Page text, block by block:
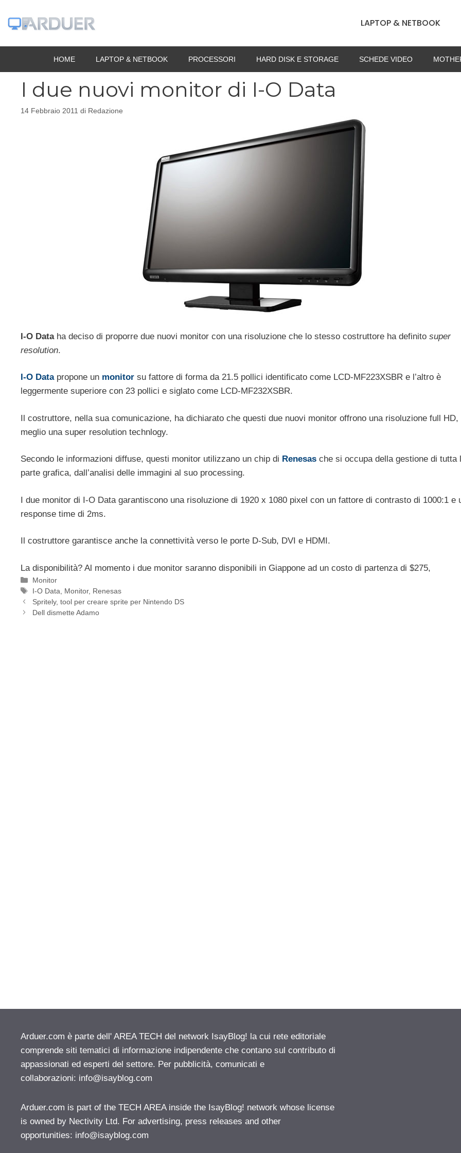
LAPTOP & NETBOOK
HOME LAPTOP & NETBOOK PROCESSORI HARD DISK E STORAGE SCHEDE VIDEO
I due nuovi monitor di I-O Data
14 Febbraio 2011 di Redazione
I-O Dataha deciso di proporre due nuovi monitor con una risoluzione che lo stesso costruttore ha definito super
resolution.
I-O Datapropone un monitor su fattore di forma da 21.5 pollici identificato come LCD-MF223XSBR e l’altro è
leggermente superiore con 23 pollici e siglato come LCD-MF232XSBR.
Il costruttore, nella sua comunicazione, ha dichiarato che questi due nuovi monitor offrono una risoluzione full HD,
meglio una super resolution technlogy.
Secondo le informazioni diffuse, questi monitor utilizzano un chip di Renesas che si occupa della gestione di tutta
parte grafica, dall’analisi delle immagini al suo processing.
I due monitor di I-O Data garantiscono una risoluzione di 1920 x 1080 pixel con un fattore di contrasto di 1000:1 e
response time di 2ms.
Il costruttore garantisce anche la connettività verso le porte D-Sub, DVI e HDMI.
La disponibilità? Al momento i due monitor saranno disponibili in Giappone ad un costo di partenza di $275,
Categorie
Monitor
Tag
I-O Data Monitor, Renesas
Spritely, tool per creare sprite per Nintendo DS
Dell dismette Adamo
Arduer.com è parte dell' AREA TECH del network IsayBlog! la cui rete editoriale
comprende siti tematici di informazione indipendente che contano sul contributo di
appassionati ed esperti del settore. Per pubblicità, comunicati e
collaborazioni: info@isayblog.com
Arduer.com is part of the TECH AREA inside the IsayBlog! network whose license
is owned by Nectivity Ltd. For advertising, press releases and other
opportunities: info@isayblog.com